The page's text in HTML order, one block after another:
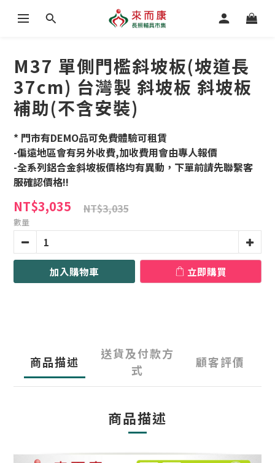
M37 單側門檻斜坡板(坡道長
37cm) 台灣製 斜坡板 斜坡板
補助(不含安裝)
* 門市有DEMO品可免費體驗可租賃
-偏遠地區會有另外收費,加收費用會由專人報價
-全系列鋁合金斜坡板價格均有異動，下單前請先聯繫客
服確認價格!!
NT$3,035 NT$3,035
數量
加入購物車 立即購買
商品描述
送貨及付款方
式
顧客評價
商品描述